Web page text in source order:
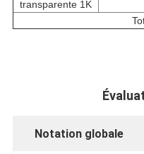
transparente 1K
Notation globale